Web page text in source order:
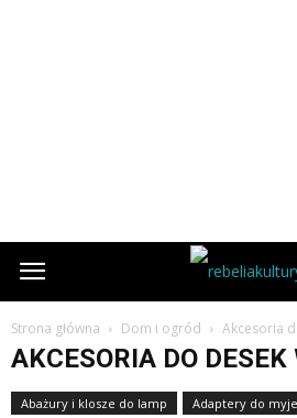
Strona główna Dom i ogród Akcesoria
AKCESORIA DO DESEK
Abażury i klosze do lamp Adaptery do